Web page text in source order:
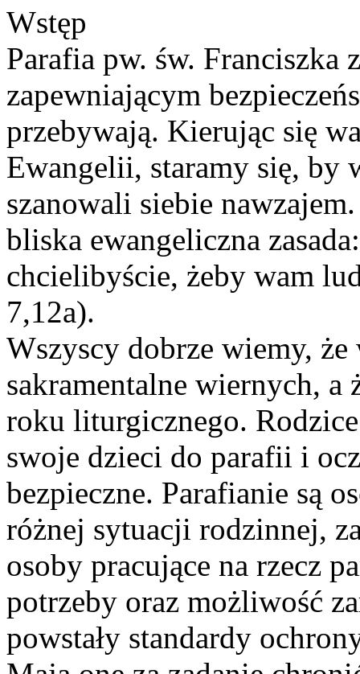
Wstęp
Parafia pw. św. Franciszka
zapewniającym
przebywają. Kierując się
Ewangelii, staramy się, by
szanowali siebie
bliska ewangeliczna
chcielibyście, żeby wam
7,12a).
Wszyscy dobrze wiemy,
sakramentalne wiernych, a
roku liturgicznego.
swoje dzieci do parafii i
bezpieczne. Parafianie są
różnej sytuacji rodzinnej,
osoby pracujące na rzecz
potrzeby oraz możliwość
powstały standardy